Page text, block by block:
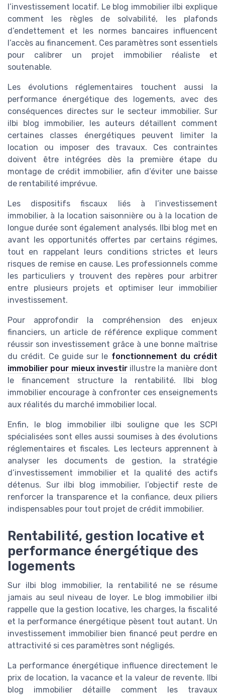
l’investissement locatif. Le blog immobilier ilbi explique
comment les règles de solvabilité, les plafonds
d’endettement et les normes bancaires influencent
l’accès au financement. Ces paramètres sont essentiels
pour calibrer un projet immobilier réaliste et
soutenable.
Les évolutions réglementaires touchent aussi la
performance énergétique des logements, avec des
conséquences directes sur le secteur immobilier. Sur
ilbi blog immobilier, les auteurs détaillent comment
certaines classes énergétiques peuvent limiter la
location ou imposer des travaux. Ces contraintes
doivent être intégrées dès la première étape du
montage de crédit immobilier, afin d’éviter une baisse
de rentabilité imprévue.
Les dispositifs fiscaux liés à l’investissement
immobilier, à la location saisonnière ou à la location de
longue durée sont également analysés. Ilbi blog met en
avant les opportunités offertes par certains régimes,
tout en rappelant leurs conditions strictes et leurs
risques de remise en cause. Les professionnels comme
les particuliers y trouvent des repères pour arbitrer
entre plusieurs projets et optimiser leur immobilier
investissement.
Pour approfondir la compréhension des enjeux
financiers, un article de référence explique comment
réussir son investissement grâce à une bonne maîtrise
du crédit. Ce guide sur le fonctionnement du crédit
immobilier pour mieux investirillustre la manière dont
le financement structure la rentabilité. Ilbi blog
immobilier encourage à confronter ces enseignements
aux réalités du marché immobilier local.
Enfin, le blog immobilier ilbi souligne que les SCPI
spécialisées sont elles aussi soumises à des évolutions
réglementaires et fiscales. Les lecteurs apprennent à
analyser les documents de gestion, la stratégie
d’investissement immobilier et la qualité des actifs
détenus. Sur ilbi blog immobilier, l’objectif reste de
renforcer la transparence et la confiance, deux piliers
indispensables pour tout projet de crédit immobilier.
Rentabilité, gestion locative et
performance énergétique des
logements
Sur ilbi blog immobilier, la rentabilité ne se résume
jamais au seul niveau de loyer. Le blog immobilier ilbi
rappelle que la gestion locative, les charges, la fiscalité
et la performance énergétique pèsent tout autant. Un
investissement immobilier bien financé peut perdre en
attractivité si ces paramètres sont négligés.
La performance énergétique influence directement le
prix de location, la vacance et la valeur de revente. Ilbi
blog immobilier détaille comment les travaux